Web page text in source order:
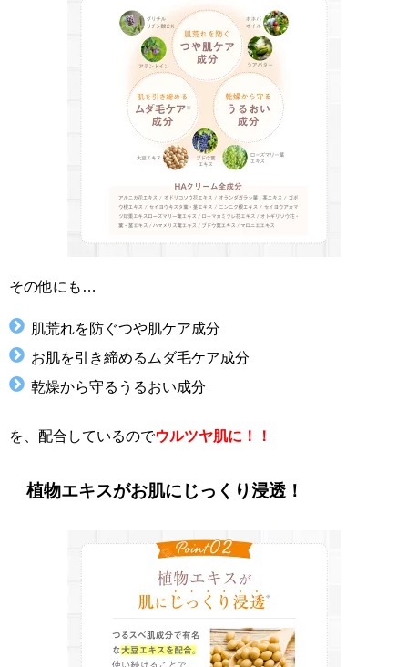
その他にも…
肌荒れを防ぐつや肌ケア成分
お肌を引き締めるムダ毛ケア成分
乾燥から守るうるおい成分
を、配合しているのでウルツヤ肌に！！
植物エキスがお肌にじっくり浸透！